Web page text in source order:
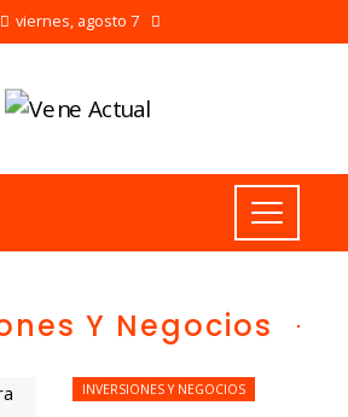
viernes, agosto 7
Y Negocios
INVERSIONES Y NEGOCIOS